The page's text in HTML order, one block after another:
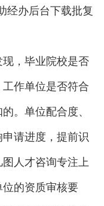
经办后台下载批复
，毕业院校是否
作单位是否符合
。单位配合度、
请进度，提前识
人才咨询专注上
的资质审核要